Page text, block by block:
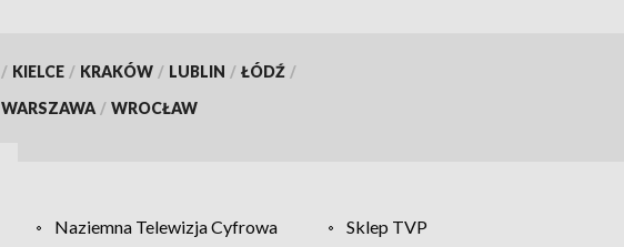
/ KIELCE / KRAKÓW / LUBLIN / ŁÓDŹ /
WARSZAWA / WROCŁAW
Naziemna Telewizja Cyfrowa
Sklep TVP